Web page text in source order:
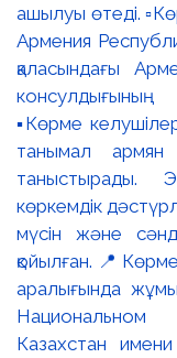
ашылуы өтеді.
Армения
қаласындағы
▪️Көрме
танымал армян
таныстырады.
көркемдік
мүсін және
қойылған. 📍
аралығында
Национальном
Казахстан